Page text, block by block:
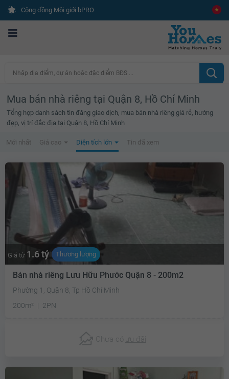
Cộng đồng Môi giới bPRO
Nhập địa điểm, dự án hoặc đặc điểm BĐS ...
Mua bán nhà riêng tại Quận 8, Hồ Chí Minh
Tổng hợp danh sách tin đăng giao dịch, mua bán nhà riêng giá rẻ, hướng
đẹp, vị trí đắc địa tại Quận 8, Hồ Chí Minh
Mới nhất Giá cao Diện tích lớn Tin đã xem
Giá từ 1.6 tỷ Thương lượng
Bán nhà riêng Lưu Hữu Phước Quận 8 - 200m2
Phường 1, Quận 8, Tp Hồ Chí Minh
200m²
2PN
Chưa có ưu đãi